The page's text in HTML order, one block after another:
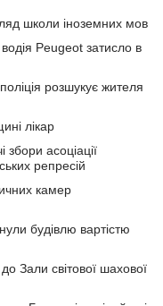
школи іноземних мов
Peugeot затисло в
розшукує жителя
лікар
збори асоціації
репресій
камер
будівлю вартістю
Зали світової шахової